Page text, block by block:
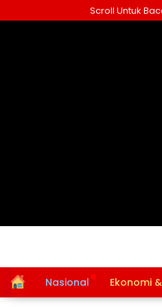
ke
Scroll Untuk
HomeNasional Ekonomi